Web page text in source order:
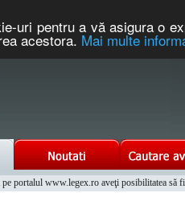
uri pentru a vă asigura o
acestora. Mai multe
portalul www.legex.ro aveţi posibilitatea să
Integrat al Parcului Auto